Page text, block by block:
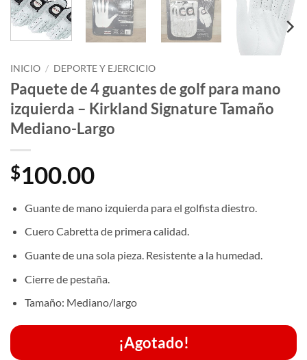
INICIO / DEPORTE Y EJERCICIO
Paquete de 4 guantes de golf para mano
izquierda – Kirkland Signature Tamaño
Mediano-Largo
$100.00
Guante de mano izquierda para el golfista diestro.
Cuero Cabretta de primera calidad.
Guante de una sola pieza. Resistente a la humedad.
Cierre de pestaña.
Tamaño: Mediano/largo
¡Agotado!